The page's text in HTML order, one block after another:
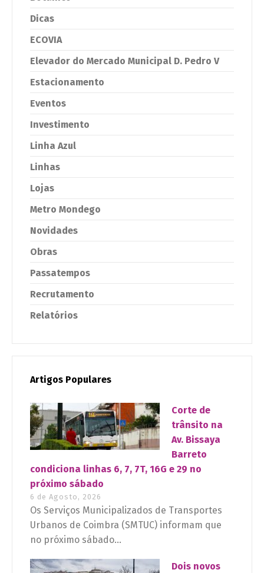
Dicas
ECOVIA
Elevador do Mercado Municipal D. Pedro V
Estacionamento
Eventos
Investimento
Linha Azul
Linhas
Lojas
Metro Mondego
Novidades
Obras
Passatempos
Recrutamento
Relatórios
Artigos Populares
Corte de
trânsito na
Av. Bissaya
Barreto
condiciona linhas 6, 7, 7T, 16G e 29 no
próximo sábado
6 de Agosto, 2026
Os Serviços Municipalizados de Transportes
Urbanos de Coimbra (SMTUC) informam que
no próximo sábado...
Dois novos